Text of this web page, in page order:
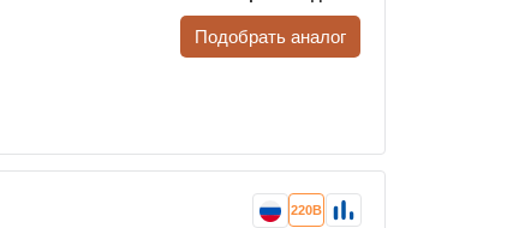
Подобрать аналог
220В